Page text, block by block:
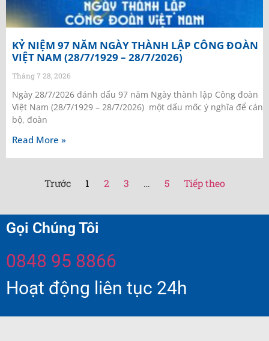
KỶ NIỆM 97 NĂM NGÀY THÀNH LẬP CÔNG ĐOÀN
VIỆT NAM (28/7/1929 – 28/7/2026)
Tháng 7 28, 2026
Ngày 28/7/2026 đánh dấu 97 năm Ngày thành lập Công đoàn
Việt Nam (28/7/1929 – 28/7/2026) một dấu mốc ý nghĩa để cán
bộ, đoàn
Read More »
Trước 1 2 3 … 5 Tiếp theo
Gọi Chúng Tôi
0848 95 8866
Hoạt động liên tục 24h